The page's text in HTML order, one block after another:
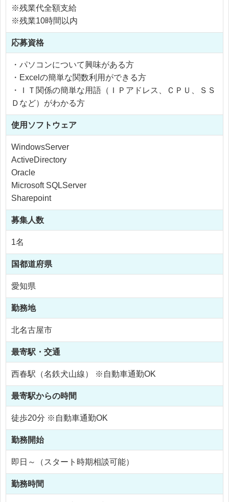
※残業代全額支給
※残業10時間以内
応募資格
・パソコンについて興味がある方
・Excelの簡単な関数利用ができる方
・ＩＴ関係の簡単な用語（ＩＰアドレス、ＣＰＵ、ＳＳ
Ｄなど）がわかる方
使用 ソフトウェア
WindowsServer
ActiveDirectory
Oracle
Microsoft SQLServer
Sharepoint
募集人数
1名
国都道府県
愛知県
勤務地
北名古屋市
最寄駅・交通
西春駅（名鉄犬山線） ※自動車通勤OK
最寄駅からの時間
徒歩20分 ※自動車通勤OK
勤務開始
即日～（スタート時期相談可能）
勤務時間